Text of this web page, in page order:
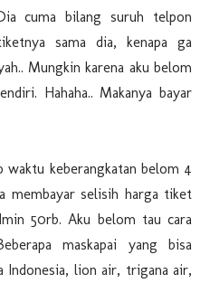
cuma bilang suruh telpon
sama dia, kenapa ga
Mungkin karena aku belom
Hahaha.. Makanya bayar
keberangkatan belom 4
membayar selisih harga tiket
50rb. Aku belom tau cara
maskapai yang bisa
Indonesia, lion air, trigana air,